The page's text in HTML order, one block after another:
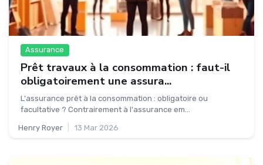
Assurance
Prêt travaux à la consommation : faut-il
obligatoirement une assura...
L'assurance prêt à la consommation : obligatoire ou
facultative ? Contrairement à l'assurance em...
Henry Royer 13 Mar 2026